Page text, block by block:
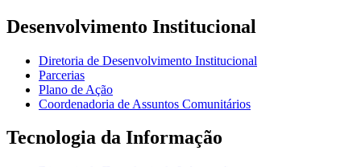
Desenvolvimento Institucional
Diretoria de Desenvolvimento Institucional
Parcerias
Plano de Ação
Coordenadoria de Assuntos Comunitários
Tecnologia da Informação